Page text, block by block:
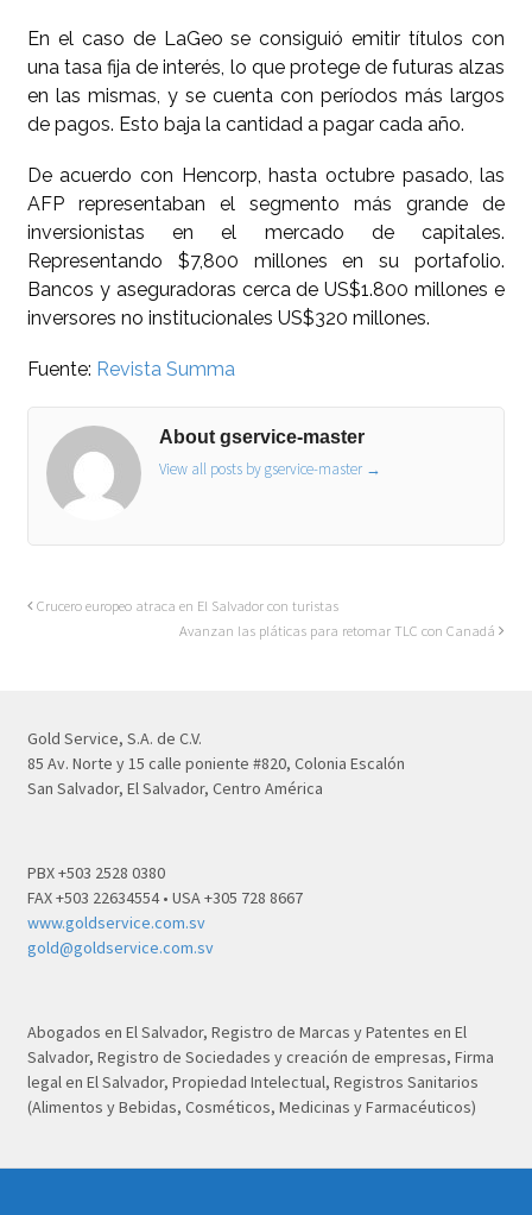
En el caso de LaGeo se consiguió emitir títulos con
una tasa fija de interés, lo que protege de futuras alzas
en las mismas, y se cuenta con períodos más largos
de pagos. Esto baja la cantidad a pagar cada año.
De acuerdo con Hencorp, hasta octubre pasado, las
AFP representaban el segmento más grande de
inversionistas en el mercado de capitales.
Representando $7,800 millones en su portafolio.
Bancos y aseguradoras cerca de US$1.800 millones e
inversores no institucionales US$320 millones.
Fuente: Revista Summa
About gservice-master
View all posts by gservice-master →
Crucero europeo atraca en El Salvador con turistas
Avanzan las pláticas para retomar TLC con Canadá
Gold Service, S.A. de C.V.
85 Av. Norte y 15 calle poniente #820, Colonia Escalón
San Salvador, El Salvador, Centro América
PBX +503 2528 0380
FAX +503 22634554 • USA +305 728 8667
www.goldservice.com.sv
gold@goldservice.com.sv
Abogados en El Salvador, Registro de Marcas y Patentes en El
Salvador, Registro de Sociedades y creación de empresas, Firma
legal en El Salvador, Propiedad Intelectual, Registros Sanitarios
(Alimentos y Bebidas, Cosméticos, Medicinas y Farmacéuticos)